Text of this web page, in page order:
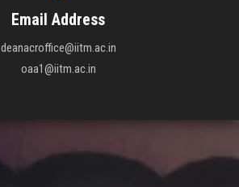
Email Address
deanacroffice@iitm.ac.in
oaa1@iitm.ac.in